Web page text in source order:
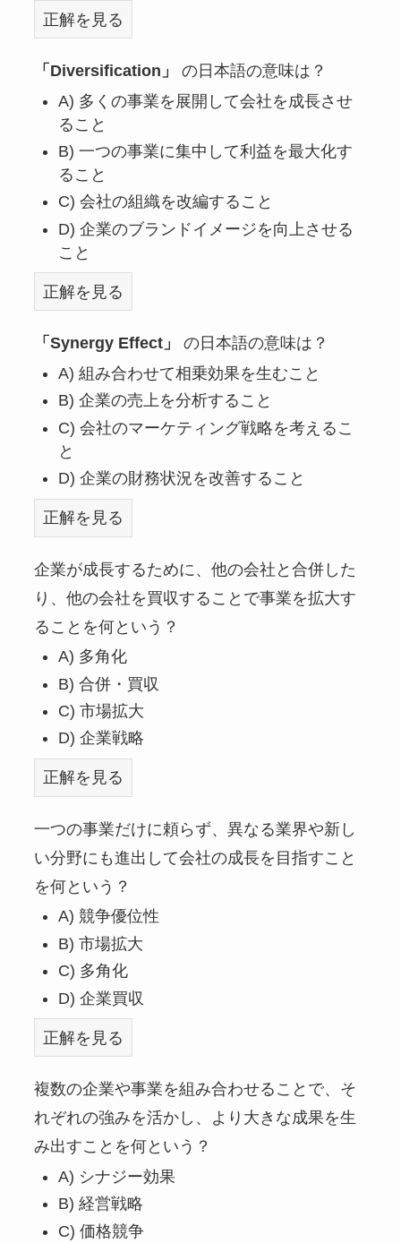
正解を見る
「Diversification」
の日本語の意味は？
A) 多くの事業を展開して会社を成長させ
ること
B) 一つの事業に集中して利益を最大化す
ること
C) 会社の組織を改編すること
D) 企業のブランドイメージを向上させる
こと
正解を見る
「Synergy Effect」
の日本語の意味は？
A) 組み合わせて相乗効果を生むこと
B) 企業の売上を分析すること
C) 会社のマーケティング戦略を考えるこ
と
D) 企業の財務状況を改善すること
正解を見る
企業が成長するために、他の会社と合併した
り、他の会社を買収することで事業を拡大す
ることを何という？
A) 多角化
B) 合併・買収
C) 市場拡大
D) 企業戦略
正解を見る
一つの事業だけに頼らず、異なる業界や新し
い分野にも進出して会社の成長を目指すこと
を何という？
A) 競争優位性
B) 市場拡大
C) 多角化
D) 企業買収
正解を見る
複数の企業や事業を組み合わせることで、そ
れぞれの強みを活かし、より大きな成果を生
み出すことを何という？
A) シナジー効果
B) 経営戦略
C) 価格競争